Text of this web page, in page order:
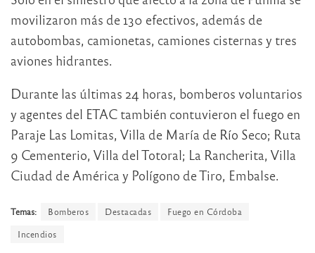
movilizaron más de 130 efectivos, además de
autobombas, camionetas, camiones cisternas y tres
aviones hidrantes.
Durante las últimas 24 horas, bomberos voluntarios
y agentes del ETAC también contuvieron el fuego en
Paraje Las Lomitas, Villa de María de Río Seco; Ruta
9 Cementerio, Villa del Totoral; La Rancherita, Villa
Ciudad de América y Polígono de Tiro, Embalse.
Temas: Bomberos Destacadas
Fuego en Córdoba
Incendios